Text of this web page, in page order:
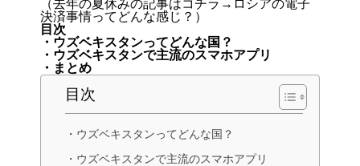
（去年の夏休みの記事はコチラ→ ロシアの電子
決済事情ってどんな感じ？ ）
目次
・ウズベキスタンってどんな国？
・ウズベキスタンで主流のスマホアプリ
・まとめ
目次
・ウズベキスタンってどんな国？
・ウズベキスタンで主流のスマホアプリ